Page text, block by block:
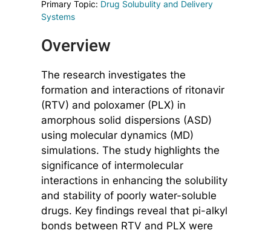
Primary Topic: Drug Solubulity and Delivery
Systems
Overview
The research investigates the
formation and interactions of ritonavir
(RTV) and poloxamer (PLX) in
amorphous solid dispersions (ASD)
using molecular dynamics (MD)
simulations. The study highlights the
significance of intermolecular
interactions in enhancing the solubility
and stability of poorly water-soluble
drugs. Key findings reveal that pi-alkyl
bonds between RTV and PLX were